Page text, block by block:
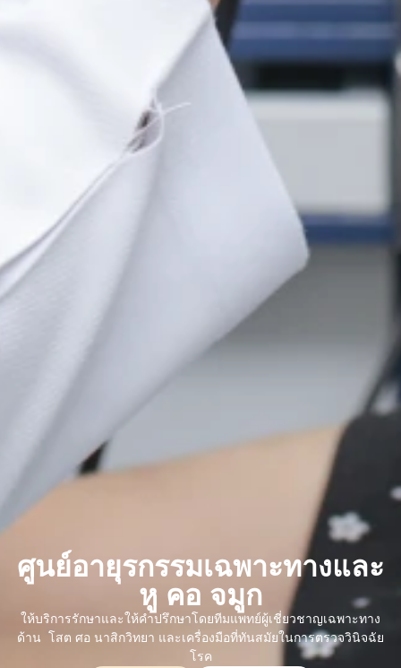
ศูนย์อายุรกรรมเฉพาะทางและ
หู คอ จมูก
ให้บริการรักษาและให้คำปรึกษาโดยทีมแพทย์ผู้เชี่ยวชาญเฉพาะทาง
ด้าน โสต ศอ นาสิกวิทยา และเครื่องมือที่ทันสมัยในการตรวจวินิจฉัย
โรค